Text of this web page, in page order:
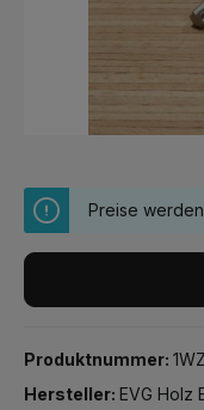
Preise
Produktnummer:
Hersteller: EVG Holz